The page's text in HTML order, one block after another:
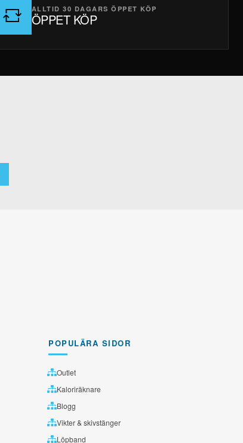
ALLTID 30 DAGARS ÖPPET KÖP
ÖPPET KÖP
POPULÄRA SIDOR
Outlet
Kaloriräknare
Blogg
Vikter & skivstänger
Löpband